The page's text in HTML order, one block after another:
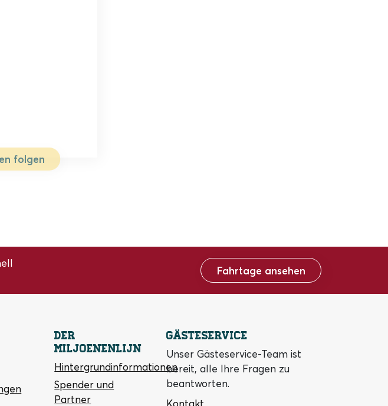
folgen
Fahrtage ansehen
Der
Miljoenenlijn
Hintergrundinformationen
Spender und
Partner
Gästeservice
Unser Gästeservice-Team ist
bereit, alle Ihre Fragen zu
beantworten.
Kontakt